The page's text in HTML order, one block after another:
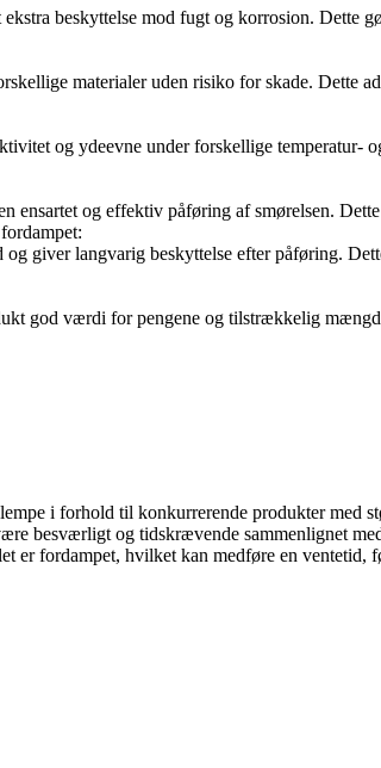
beskyttelse mod fugt og korrosion.
materialer uden risiko for skade. Dette
og ydeevne under forskellige
ensartet og effektiv påføring af smørelsen.
giver langvarig beskyttelse efter påføring.
god værdi for pengene og tilstrækkelig
i forhold til konkurrerende produkter med
besværligt og tidskrævende sammenlignet
er fordampet, hvilket kan medføre en